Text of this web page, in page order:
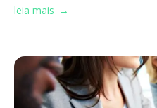
leia mais